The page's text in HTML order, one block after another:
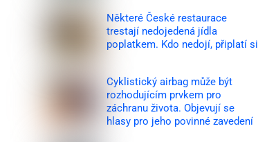
Některé České restaurace
trestají nedojedená jídla
poplatkem. Kdo nedojí, připlatí si
Cyklistický airbag může být
rozhodujícím prvkem pro
záchranu života. Objevují se
hlasy pro jeho povinné zavedení